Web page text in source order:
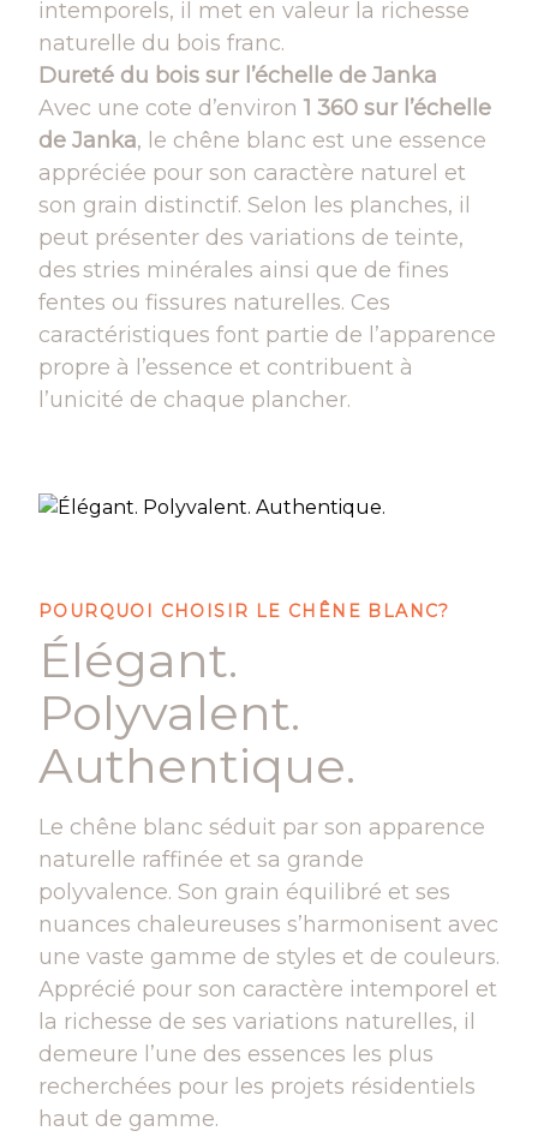
intemporels, il met en valeur la richesse
naturelle du bois franc.
Dureté du bois sur l’échelle de Janka
Avec une cote d’environ 1 360 sur l’échelle
de Janka, le chêne blanc est une essence
appréciée pour son caractère naturel et
son grain distinctif. Selon les planches, il
peut présenter des variations de teinte,
des stries minérales ainsi que de fines
fentes ou fissures naturelles. Ces
caractéristiques font partie de l’apparence
propre à l’essence et contribuent à
l’unicité de chaque plancher.
POURQUOI CHOISIR LE CHÊNE BLANC?
Élégant.
Polyvalent.
Authentique.
Le chêne blanc séduit par son apparence
naturelle raffinée et sa grande
polyvalence. Son grain équilibré et ses
nuances chaleureuses s’harmonisent avec
une vaste gamme de styles et de couleurs.
Apprécié pour son caractère intemporel et
la richesse de ses variations naturelles, il
demeure l’une des essences les plus
recherchées pour les projets résidentiels
haut de gamme.